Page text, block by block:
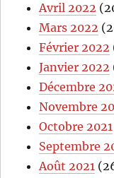
Avril 2022
Mars 2022
Février 2022
Janvier 2022
Décembre
Novembre
Octobre 2021
Septembre
Août 2021